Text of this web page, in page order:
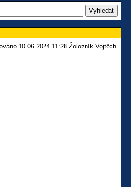
10.06.2024 11:28 Železník Vojtěch